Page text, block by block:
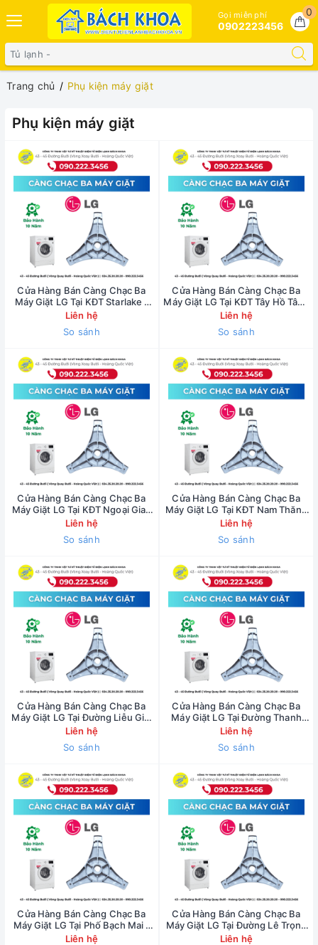
0
Gọi miễn phí
0902223456
Trang chủ Phụ kiện máy giặt
Phụ kiện máy giặt
Cửa Hàng Bán Càng Chạc Ba
Máy Giặt LG Tại KĐT Starlake -
0902223456
Liên hệ
So sánh
Cửa Hàng Bán Càng Chạc Ba
Máy Giặt LG Tại KĐT Tây Hồ Tây -
0902223456
Liên hệ
So sánh
Cửa Hàng Bán Càng Chạc Ba
Máy Giặt LG Tại KĐT Ngoại Giao
Đoàn - 0902223456
Liên hệ
So sánh
Cửa Hàng Bán Càng Chạc Ba
Máy Giặt LG Tại KĐT Nam Thăng
Long - 0902223456
Liên hệ
So sánh
Cửa Hàng Bán Càng Chạc Ba
Máy Giặt LG Tại Đường Liễu Giai
- 0902223456
Liên hệ
So sánh
Cửa Hàng Bán Càng Chạc Ba
Máy Giặt LG Tại Đường Thanh
Niên - 0902223456
Liên hệ
So sánh
Cửa Hàng Bán Càng Chạc Ba
Máy Giặt LG Tại Phố Bạch Mai -
0902223456
Liên hệ
Cửa Hàng Bán Càng Chạc Ba
Máy Giặt LG Tại Đường Lê Trọng
Tấn - 0902223456
Liên hệ